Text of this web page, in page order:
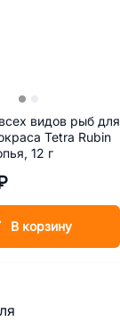
видов рыб для
Tetra Rubin
12 г
В корзину